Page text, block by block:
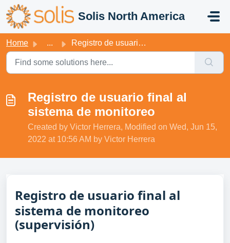
Skip to main content
Solis North America
Home ... Registro de usuario final al sistema de monitoreo
Registro de usuario final al
sistema de monitoreo
Created by Victor Herrera, Modified on Wed, Jun 15,
2022 at 10:56 AM by Victor Herrera
Registro de usuario final al
sistema de monitoreo
(supervisión)